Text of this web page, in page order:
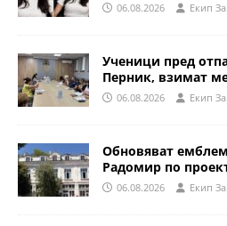
06.08.2026 Eкип
Ученици пред
Перник, взимат
06.08.2026 Eкип
Обновяват
Радомир по
06.08.2026 Eкип